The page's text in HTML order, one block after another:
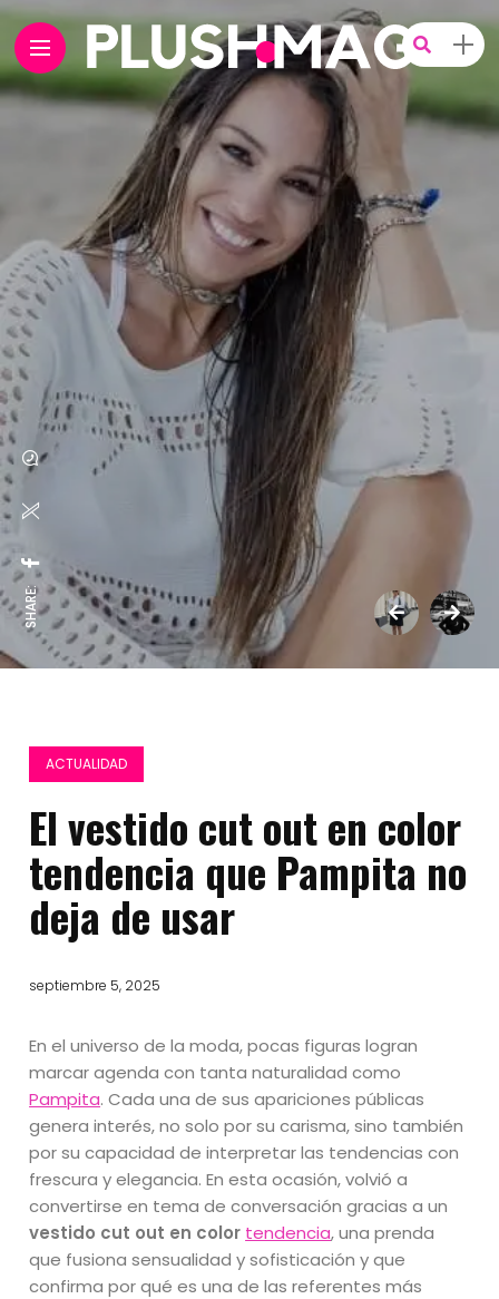
SHARE:
ACTUALIDAD
El vestido cut out en color
tendencia que Pampita no
deja de usar
septiembre 5, 2025
En el universo de la moda, pocas figuras logran
marcar agenda con tanta naturalidad como
Pampita. Cada una de sus apariciones públicas
genera interés, no solo por su carisma, sino también
por su capacidad de interpretar las tendencias con
frescura y elegancia. En esta ocasión, volvió a
convertirse en tema de conversación gracias a un
vestido cut out en color tendencia, una prenda
que fusiona sensualidad y sofisticación y que
confirma por qué es una de las referentes más